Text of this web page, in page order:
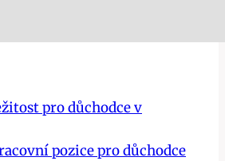
pro důchodce v
pozice pro důchodce